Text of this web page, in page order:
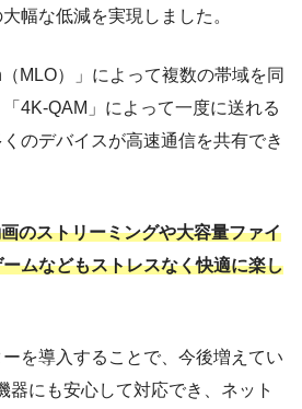
幅な低減を実現しました。
MLO）」によって複数の帯域を同
4K-QAM」によって一度に送れる
のデバイスが高速通信を共有でき
のストリーミングや大容量ファイ
ムなどもストレスなく快適に楽し
を導入することで、今後増えてい
器にも安心して対応でき、ネット